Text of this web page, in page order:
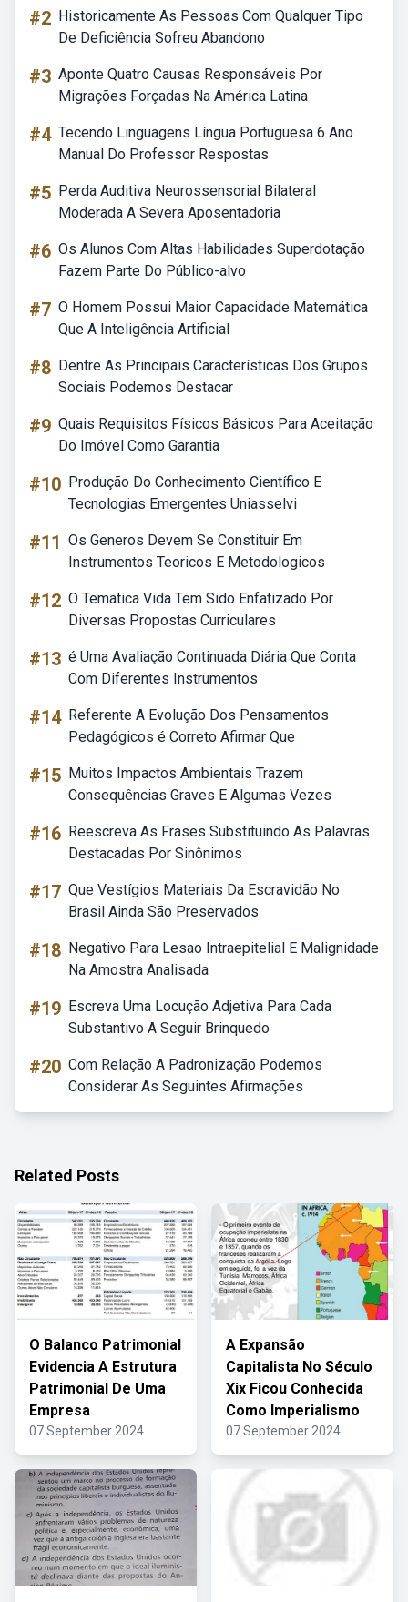
#2 Historicamente As Pessoas Com Qualquer Tipo
De Deficiência Sofreu Abandono
#3 Aponte Quatro Causas Responsáveis Por
Migrações Forçadas Na América Latina
#4 Tecendo Linguagens Língua Portuguesa 6 Ano
Manual Do Professor Respostas
#5 Perda Auditiva Neurossensorial Bilateral
Moderada A Severa Aposentadoria
#6 Os Alunos Com Altas Habilidades Superdotação
Fazem Parte Do Público-alvo
#7 O Homem Possui Maior Capacidade Matemática
Que A Inteligência Artificial
#8 Dentre As Principais Características Dos Grupos
Sociais Podemos Destacar
#9 Quais Requisitos Físicos Básicos Para Aceitação
Do Imóvel Como Garantia
#10 Produção Do Conhecimento Científico E
Tecnologias Emergentes Uniasselvi
#11 Os Generos Devem Se Constituir Em
Instrumentos Teoricos E Metodologicos
#12 O Tematica Vida Tem Sido Enfatizado Por
Diversas Propostas Curriculares
#13 é Uma Avaliação Continuada Diária Que Conta
Com Diferentes Instrumentos
#14 Referente A Evolução Dos Pensamentos
Pedagógicos é Correto Afirmar Que
#15 Muitos Impactos Ambientais Trazem
Consequências Graves E Algumas Vezes
#16 Reescreva As Frases Substituindo As Palavras
Destacadas Por Sinônimos
#17 Que Vestígios Materiais Da Escravidão No
Brasil Ainda São Preservados
#18 Negativo Para Lesao Intraepitelial E Malignidade
Na Amostra Analisada
#19 Escreva Uma Locução Adjetiva Para Cada
Substantivo A Seguir Brinquedo
#20 Com Relação A Padronização Podemos
Considerar As Seguintes Afirmações
Related Posts
O Balanco Patrimonial
Evidencia A Estrutura
Patrimonial De Uma
Empresa
07 September 2024
A Expansão
Capitalista No Século
Xix Ficou Conhecida
Como Imperialismo
07 September 2024